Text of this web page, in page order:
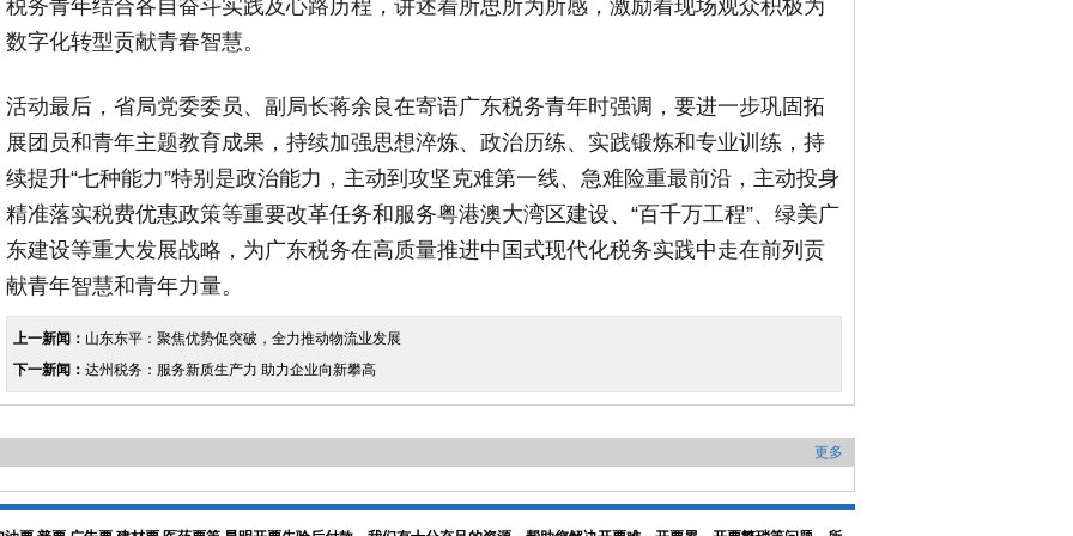
税务青年结合各自奋斗实践及心路历程，讲述着所思所为所感，激励着现场观众积极为
数字化转型贡献青春智慧。
活动最后，省局党委委员、副局长蒋余良在寄语广东税务青年时强调，要进一步巩固拓
展团员和青年主题教育成果，持续加强思想淬炼、政治历练、实践锻炼和专业训练，持
续提升“七种能力”特别是政治能力，主动到攻坚克难第一线、急难险重最前沿，主动投身
精准落实税费优惠政策等重要改革任务和服务粤港澳大湾区建设、“百千万工程”、绿美广
东建设等重大发展战略，为广东税务在高质量推进中国式现代化税务实践中走在前列贡
献青年智慧和青年力量。
上一新闻： 山东东平：聚焦优势促突破，全力推动物流业发展
下一新闻： 达州税务：服务新质生产力 助力企业向新攀高
更多